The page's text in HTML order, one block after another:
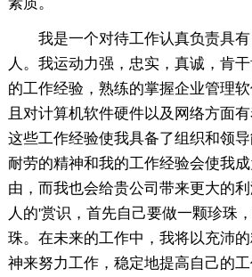
我是一个对待工作认真负责具
人。我运动力强，忠实，真诚，肯
的工作经验，熟练的掌握企业管理
且对计算机软件硬件以及网络方面有
这些工作经验使我具备了组织和领
耐劳的精神和我的工作经验会使我
由，而我也会给贵公司带来更大的
人的'赏识，首先自己要做一颗珍珠
珠。在未来的工作中，我将以充沛
神来努力工作，稳定地提高自己的